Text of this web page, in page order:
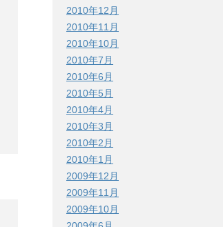
2010年12月
2010年11月
2010年10月
2010年7月
2010年6月
2010年5月
2010年4月
2010年3月
2010年2月
2010年1月
2009年12月
2009年11月
2009年10月